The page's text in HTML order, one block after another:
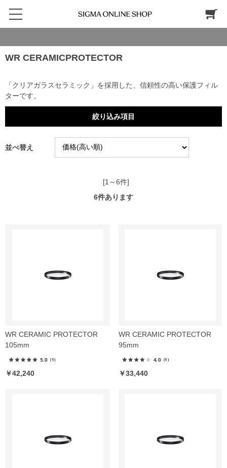
WR CERAMICPROTECTOR
「クリアガラスセラミック」を採用した、信頼性の高い保護フィル
ターです。
絞り込み項目
並べ替え
[1～6件]
6件あります
WR CERAMIC PROTECTOR
105mm
5.0 （1）
￥42,240
WR CERAMIC PROTECTOR
95mm
4.0（1）
￥33,440